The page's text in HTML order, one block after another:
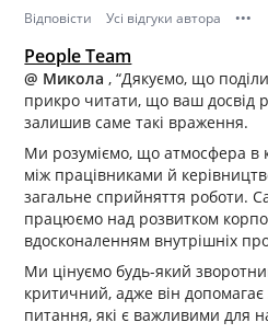
Відповісти Усі відгуки автора •••
People Team
@ Микола, “Дякуємо, що
прикро читати, що ваш досвід
залишив саме такі враження.
Ми розуміємо, що атмосфера в
між працівниками й
загальне сприйняття роботи.
працюємо над розвитком
вдосконаленням внутрішніх
Ми цінуємо будь-який
критичний, адже він допомагає
питання, які є важливими для